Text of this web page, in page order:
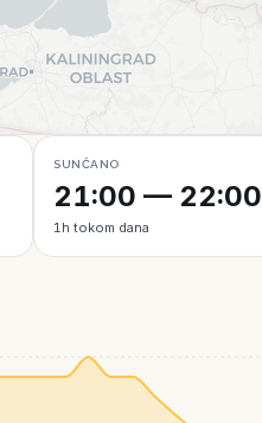
SUNČANO
21:00 — 22:00
1h tokom dana